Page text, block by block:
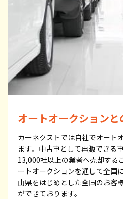
オートオークションと
カーネクストでは自社でオート
ます。中古車として再販できる
13,000社以上の業者へ売却する
ートオークションを通して全国
山県をはじめとした全国のお客
ができております。